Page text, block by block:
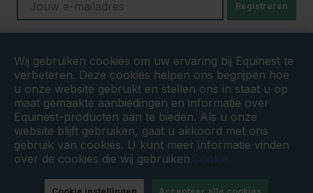
Registreren
Wij gebruiken cookies om uw ervaring bij Equinest te
verbeteren. Deze cookies helpen ons begrijpen hoe
u onze website gebruikt en stellen ons in staat u op
maat gemaakte aanbiedingen en informatie over
Equinest-producten aan te bieden. Als u onze
website blijft gebruiken, gaat u akkoord met ons
gebruik van cookies. U kunt meer informatie vinden
over de cookies die wij gebruiken Cookie.